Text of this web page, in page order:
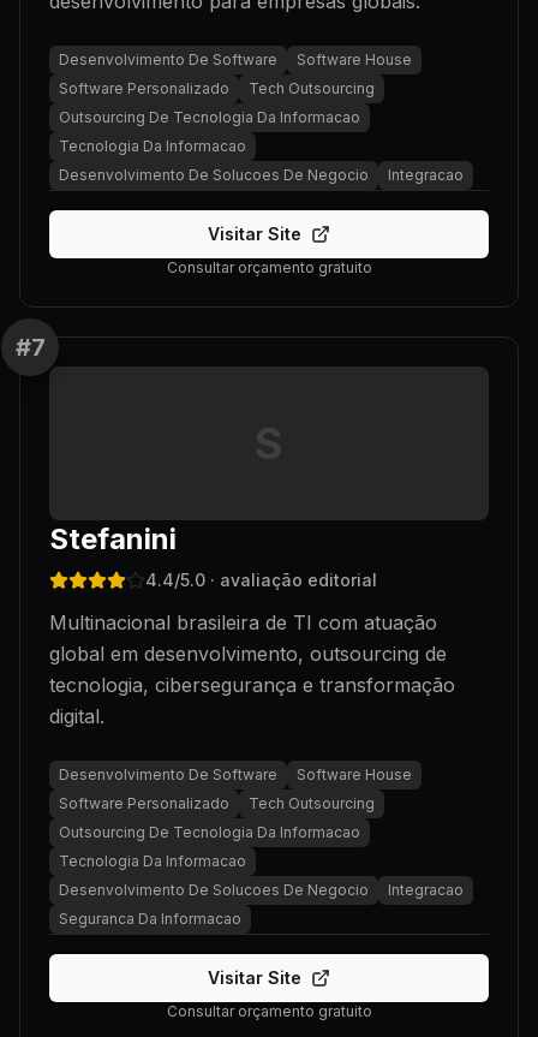
Desenvolvimento De Software
Software House
Software Personalizado
Tech Outsourcing
Outsourcing De Tecnologia Da Informacao
Tecnologia Da Informacao
Desenvolvimento De Solucoes De Negocio
Integracao
Visitar Site
Consultar orçamento gratuito
#7
S
Stefanini
4.4/5.0 · avaliação editorial
Multinacional brasileira de TI com atuação
global em desenvolvimento, outsourcing de
tecnologia, cibersegurança e transformação
digital.
Desenvolvimento De Software
Software House
Software Personalizado
Tech Outsourcing
Outsourcing De Tecnologia Da Informacao
Tecnologia Da Informacao
Desenvolvimento De Solucoes De Negocio
Integracao
Seguranca Da Informacao
Visitar Site
Consultar orçamento gratuito